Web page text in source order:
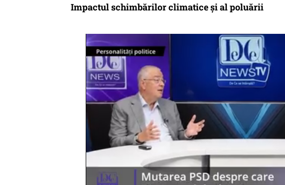
Impactul schimbărilor climatice și al poluării